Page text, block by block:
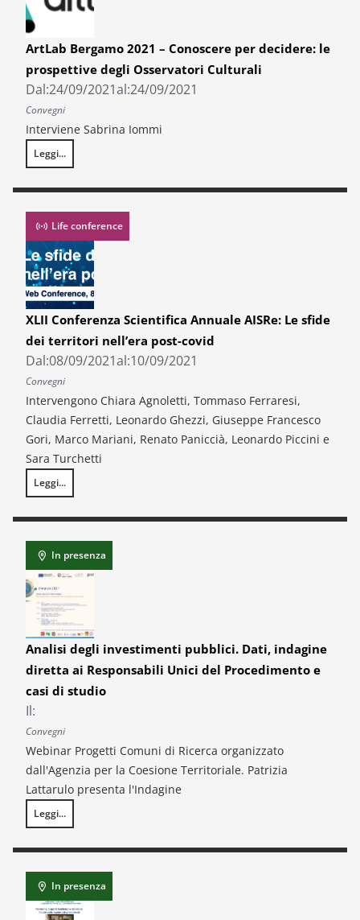
ArtLab Bergamo 2021 – Conoscere per decidere: le
prospettive degli Osservatori Culturali
Dal:24/09/2021al:24/09/2021
Convegni
Interviene Sabrina Iommi
Leggi...
ArtLab Bergamo 2021 – Conoscere per decidere: le prospettive degli
Life conference
XLII Conferenza Scientifica Annuale AISRe: Le sfide
dei territori nell’era post-covid
Dal:08/09/2021al:10/09/2021
Convegni
Intervengono Chiara Agnoletti, Tommaso Ferraresi,
Claudia Ferretti, Leonardo Ghezzi, Giuseppe Francesco
Gori, Marco Mariani, Renato Paniccià, Leonardo Piccini e
Sara Turchetti
Leggi...
XLII Conferenza Scientifica Annuale AISRe: Le sfide dei territori
In presenza
Analisi degli investimenti pubblici. Dati, indagine
diretta ai Responsabili Unici del Procedimento e
casi di studio
Il:
Convegni
Webinar Progetti Comuni di Ricerca organizzato
dall'Agenzia per la Coesione Territoriale. Patrizia
Lattarulo presenta l'Indagine
Leggi...
Analisi degli investimenti pubblici. Dati, indagine diretta ai
In presenza